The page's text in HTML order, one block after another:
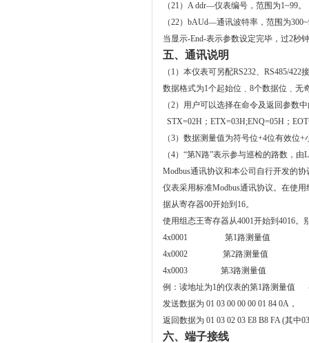
（21 ） A ddr—仪表编号，范围为1~99。
（22） bAUd—通讯波特率，范围为
当显示-End-表示参数设定完毕，过2秒
五、通讯说明
（ 1 ）本仪表可另配RS232、 RS485/422
数据格式为1个起始位﹑ 8个数据位﹑无
（2）用户可以选择在命令及返回参数
STX=02H ； ETX=03H;ENQ=05H ；
（3）数据测量值为符号位+4位有效位+
（4）“第N路”表示参与巡检的路数，由
Modbus通讯协议和本公司自行开发的
仪表采用标准Modbus通讯协议。在使
据从寄存器00开始到 16。
使用组态王寄存器从4001开始到 4016。
4x0001 第1路测量值
4x0002 第2路测量值
4x0003 第3路测量值
例：读地址为1的仪表的第1路测量值
发送数据为 01 03 00 00 00 01 84 0A ，
返回数据为 01 03 02 03 E8 B8 FA (其中
六、端子接线